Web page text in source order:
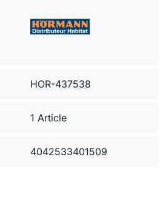
HOR-437538
1 Article
4042533401509